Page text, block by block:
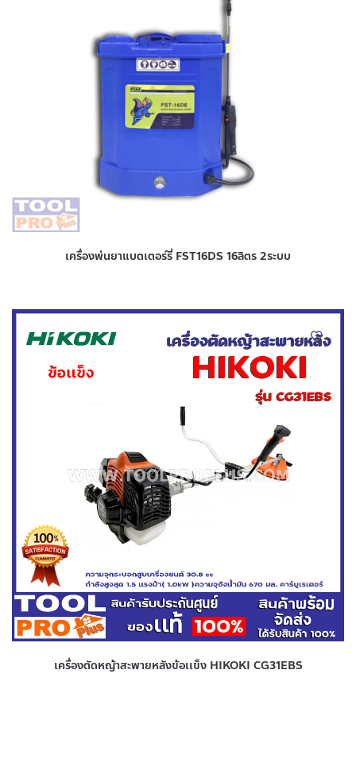
เครื่องพ่นยาแบตเตอร์รี่ FST16DS 16ลิตร 2ระบบ
เครื่องตัดหญ้าสะพายหลังข้อเเข็ง HIKOKI CG31EBS